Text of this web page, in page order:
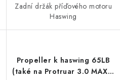
Zadní držák příďového motoru
Haswing
Propeller k haswing 65LB
(také na Protruar 3.0 MAX a